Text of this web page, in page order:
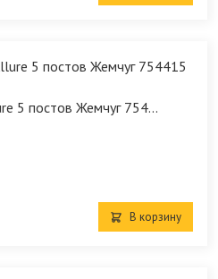
5 постов Жемчуг 754...
В корзину